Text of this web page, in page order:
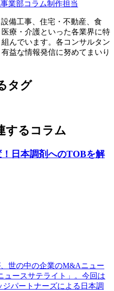
業部コラム制作担当
備工事、住宅・不動産、食
療・介護といった各業界に特
んでいます。各コンサルタン
益な情報発信に努めてまいり
タグ
するコラム
日本調剤へのTOBを解
世の中の企業のM&Aニュー
ュースサテライト」。今回は
ジパートナーズによる日本調